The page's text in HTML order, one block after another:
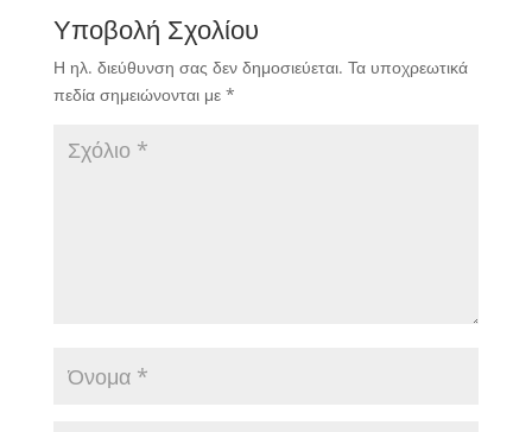
Υποβολή Σχολίου
Η ηλ. διεύθυνση σας δεν δημοσιεύεται. Τα υποχρεωτικά
πεδία σημειώνονται με *